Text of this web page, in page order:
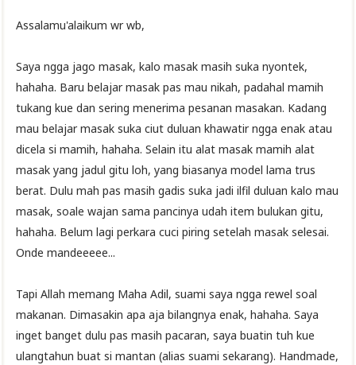
Assalamu'alaikum wr wb,
Saya ngga jago masak, kalo masak masih suka nyontek,
hahaha. Baru belajar masak pas mau nikah, padahal mamih
tukang kue dan sering menerima pesanan masakan. Kadang
mau belajar masak suka ciut duluan khawatir ngga enak atau
dicela si mamih, hahaha. Selain itu alat masak mamih alat
masak yang jadul gitu loh, yang biasanya model lama trus
berat. Dulu mah pas masih gadis suka jadi ilfil duluan kalo mau
masak, soale wajan sama pancinya udah item bulukan gitu,
hahaha. Belum lagi perkara cuci piring setelah masak selesai.
Onde mandeeeee...
Tapi Allah memang Maha Adil, suami saya ngga rewel soal
makanan. Dimasakin apa aja bilangnya enak, hahaha. Saya
inget banget dulu pas masih pacaran, saya buatin tuh kue
ulangtahun buat si mantan (alias suami sekarang). Handmade,